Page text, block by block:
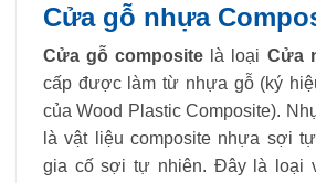
Cửa gỗ nhựa
Cửa gỗ composite là loại Cửa
cấp được làm từ nhựa gỗ (ký
của Wood Plastic Composite).
là vật liệu composite nhựa sợi
gia cố sợi tự nhiên. Đây là loại